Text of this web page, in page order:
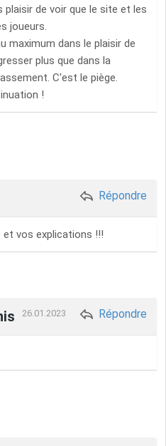
de voir que le site et les
joueurs.
maximum dans le plaisir de
plus que dans la
C'est le piège.
!
Répondre
vos explications !!!
26.01.2023 Répondre